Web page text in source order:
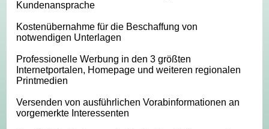
Kundenansprache
Kostenübernahme für die Beschaffung von
notwendigen Unterlagen
Professionelle Werbung in den 3 größten
Internetportalen, Homepage und weiteren regionalen
Printmedien
Versenden von ausführlichen Vorabinformationen an
vorgemerkte Interessenten